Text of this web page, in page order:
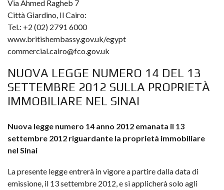
Via Ahmed Ragheb 7
Città Giardino, Il Cairo:
Tel.: +2 (02) 2791 6000
www.britishembassy.gov.uk/egypt
commercial.cairo@fco.gov.uk
NUOVA LEGGE NUMERO 14 DEL 13
SETTEMBRE 2012 SULLA PROPRIETÀ
IMMOBILIARE NEL SINAI
Nuova legge numero 14 anno 2012 emanata il 13
settembre 2012 riguardante la proprietà immobiliare
nel Sinai
La presente legge entrerà in vigore a partire dalla data di
emissione, il 13 settembre 2012, e si applicherà solo agli